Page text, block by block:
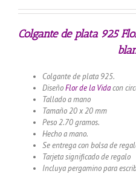
Colgante de plata 925
Colgante de plata 925.
DiseñoFlor de la Vidacon
Tallado a mano
Tamaño 20 x 20 mm
Peso 2.70 gramos.
Hecho a mano.
Se entrega con bolsa de
Tarjeta significado de regalo
Incluya pergamino para